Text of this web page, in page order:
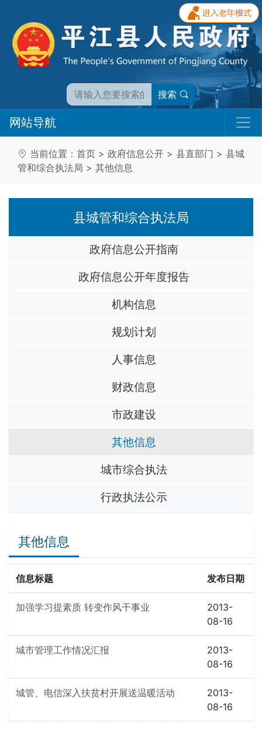
搜索
网站导航
当前位置： 首页 > 政府信息公开 > 县直部门 > 县城
管和综合执法局 > 其他信息
县城管和综合执法局
政府信息公开指南
政府信息公开年度报告
机构信息
规划计划
人事信息
财政信息
市政建设
其他信息
城市综合执法
行政执法公示
其他信息
信息标题 发布日期
加强学习提素质 转变作风干事业
2013-
08-16
城市管理工作情况汇报
2013-
08-16
城管、电信深入扶贫村开展送温暖活动
2013-
08-16